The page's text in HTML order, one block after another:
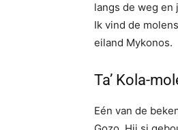
langs de weg en
Ik vind de
eiland Mykonos.
Ta’ Kola-
Eén van de